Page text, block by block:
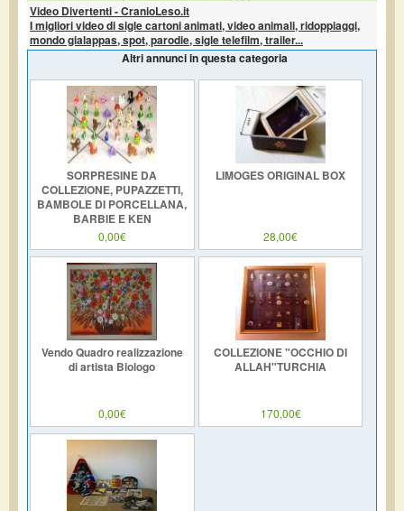
Video Divertenti - CranioLeso.it
I migliori video di sigle cartoni animati, video animali, ridoppiaggi,
mondo gialappas, spot, parodie, sigle telefilm, trailer...
Altri annunci in questa categoria
SORPRESINE DA
COLLEZIONE, PUPAZZETTI,
BAMBOLE DI PORCELLANA,
BARBIE E KEN
0,00€
LIMOGES ORIGINAL BOX
28,00€
Vendo Quadro realizzazione
di artista Biologo
0,00€
COLLEZIONE "OCCHIO DI
ALLAH"TURCHIA
170,00€